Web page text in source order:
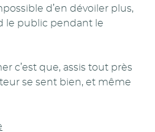
d’en dévoiler plus,
le public pendant le
c’est que, assis tout près
se sent bien, et même